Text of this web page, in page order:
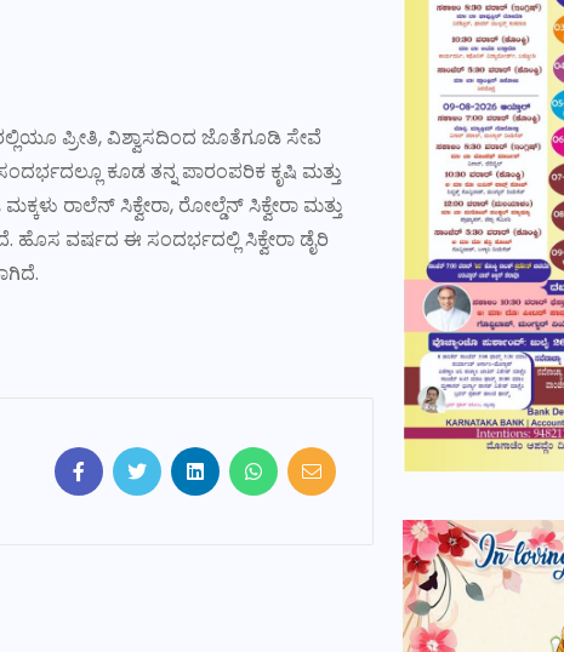
ಪ್ರೀತಿ, ವಿಶ್ವಾಸದಿಂದ ಜೊತೆಗೂಡಿ ಸೇವೆ
ಕೂಡ ತನ್ನ ಪಾರಂಪರಿಕ ಕೃಷಿ ಮತ್ತು
ರಾಲೆನ್ ಸಿಕ್ವೇರಾ, ರೋಲ್ಡೆನ್ ಸಿಕ್ವೇರಾ ಮತ್ತು
ಹೊಸ ವರ್ಷದ ಈ ಸಂದರ್ಭದಲ್ಲಿ ಸಿಕ್ವೇರಾ ಡೈರಿ